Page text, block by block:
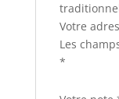
Votre
Les
*